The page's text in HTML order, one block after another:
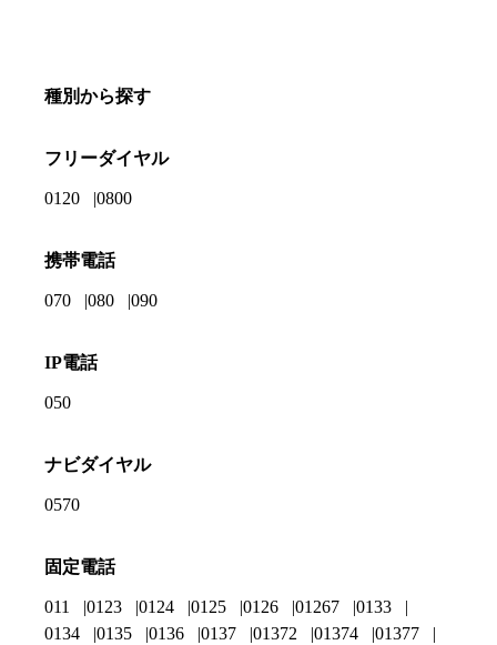
種別から探す
フリーダイヤル
0120 0800
携帯電話
070 080 090
IP電話
050
ナビダイヤル
0570
固定電話
011 0123 0124 0125 0126 01267
0133
0134
0135 0136 0137 01372 01374
01377